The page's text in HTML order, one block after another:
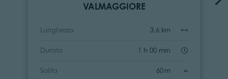
VALMAGGIORE
Lunghezza 3,6 km
Durata 1 h 00 min
Salita 60 m